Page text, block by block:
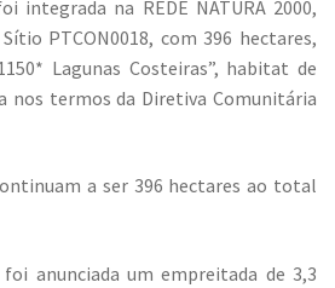
integrada na REDE NATURA 2000,
PTCON0018, com 396 hectares,
Lagunas Costeiras”, habitat de
nos termos da Diretiva Comunitária
a ser 396 hectares ao total
anunciada um empreitada de 3,3